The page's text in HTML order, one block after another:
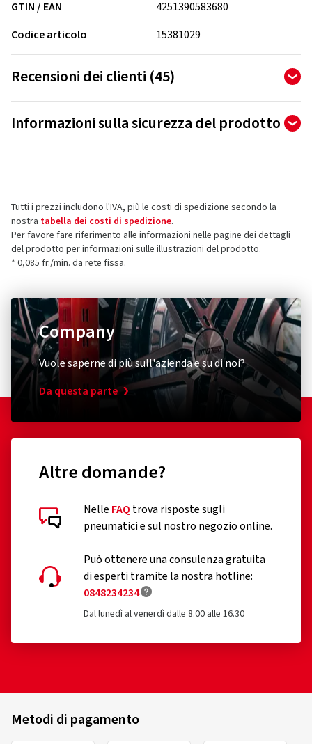
GTIN / EAN
4251390583680
Codice articolo
15381029
Recensioni dei clienti (45)
4,84
di 45 recensioni totali
5 stelle (38)
4 stelle (7)
3 stelle
2 stelle
Recensioni dei clienti in dettaglio
LK 5x112
Informazioni sulla sicurezza del prodotto
73760 Ostfildern
Germania
Contatto per la sicurezza dei prodotti (non
E-mail:Haendler@oxigin.de
Tutti i prezzi includono l'IVA, più le costi di spedizione secondo la
nostra tabella dei costi di spedizione.
Per favore fare riferimento alle informazioni nelle pagine dei dettagli
del prodotto per informazioni sulle illustrazioni del prodotto.
* 0,085 fr./min. da rete fissa.
Company
Vuole saperne di più sull'azienda e su di noi?
Da questa parte
Altre domande?
Nelle FAQ trova risposte sugli
pneumatici e sul nostro negozio online.
Può ottenere una consulenza gratuita
di esperti tramite la nostra hotline:
0848234234
Dal lunedì al venerdì dalle 8.00 alle 16.30
Metodi di pagamento